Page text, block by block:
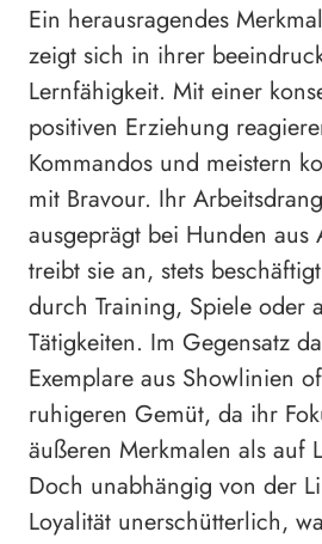
Ein herausragendes
zeigt sich in ihrer
Lernfähigkeit. Mit einer
positiven Erziehung
Kommandos und meistern
mit Bravour. Ihr
ausgeprägt bei Hunden aus
treibt sie an, stets
durch Training, Spiele oder
Tätigkeiten. Im Gegensatz
Exemplare aus Showlinien
ruhigeren Gemüt, da ihr
äußeren Merkmalen als auf
Doch unabhängig von der
Loyalität unerschütterlich,